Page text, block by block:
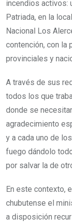
incendios activos:
Patriada, en la
Nacional Los
contención, con la
provinciales y
A través de sus
todos los que
donde se
agradecimiento
y a cada uno de
fuego dándolo
por salvar la de
En este contexto,
chubutense el
a disposición